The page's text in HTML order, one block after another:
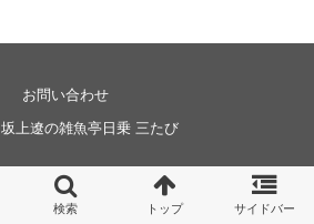
お問い合わせ
坂上遼の雑魚亭日乗 三たび